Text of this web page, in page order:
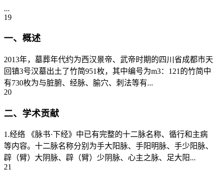
...
19
一、概述
2013年，墓葬年代约为西汉景帝、武帝时期的四川省成都市天
回镇3号汉墓出土了竹简951枚，其中编号为m3：121的竹简中
有730枚为与脏腑、经脉、腧穴、刺法等有...
20
二、学术贡献
1.经络 《脉书·下经》中已有完整的十二脉名称、循行和主病
等内容。十二脉名称分别为手大阳脉、手阳明脉、手少阳脉、
辟（臂）大阴脉、辟（臂）少阴脉、心主之脉、足大阳...
21